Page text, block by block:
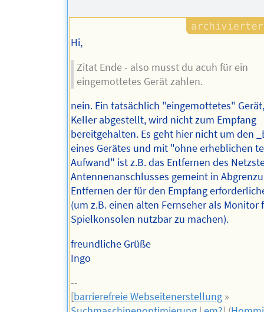
Autors
Hi,
Zitat Ende - also musst du acuh für ein
eingemottetes Gerät zahlen.
nein. Ein tatsächlich "eingemottetes"
Keller abgestellt, wird nicht zum Empfang
bereitgehalten. Es geht hier nicht um den
eines Gerätes und mit "ohne erheblichen
Aufwand" ist z.B. das Entfernen des
Antennenanschlusses gemeint in
Entfernen der für den Empfang
(um z.B. einen alten Fernseher als Monitor
Spielkonsolen nutzbar zu machen).
freundliche Grüße
Ingo
--
[barrierefreie Webseitenerstellung»